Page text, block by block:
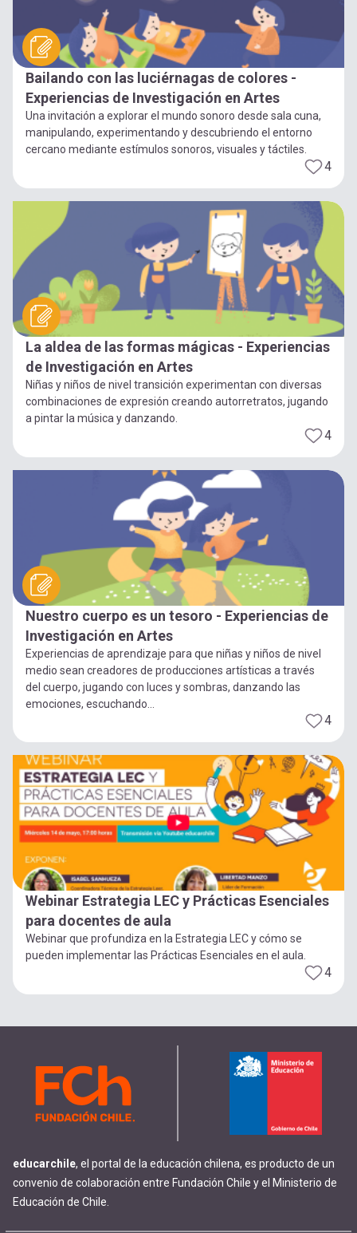
Bailando con las luciérnagas de colores -
Experiencias de Investigación en Artes
Una invitación a explorar el mundo sonoro desde sala cuna,
manipulando, experimentando y descubriendo el entorno
cercano mediante estímulos sonoros, visuales y táctiles.
4
La aldea de las formas mágicas - Experiencias
de Investigación en Artes
Niñas y niños de nivel transición experimentan con diversas
combinaciones de expresión creando autorretratos, jugando
a pintar la música y danzando.
4
Nuestro cuerpo es un tesoro - Experiencias de
Investigación en Artes
Experiencias de aprendizaje para que niñas y niños de nivel
medio sean creadores de producciones artísticas a través
del cuerpo, jugando con luces y sombras, danzando las
emociones, escuchando...
4
Webinar Estrategia LEC y Prácticas Esenciales
para docentes de aula
Webinar que profundiza en la Estrategia LEC y cómo se
pueden implementar las Prácticas Esenciales en el aula.
4
educarchile, el portal de la educación chilena, es producto de un
convenio de colaboración entre Fundación Chile y el Ministerio de
Educación de Chile.